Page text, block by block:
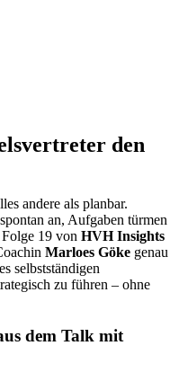
den
andere als planbar.
an, Aufgaben türmen
Folge 19 vonHVH Insights
Marloes Göke genau
selbstständigen
zu führen – ohne
dem Talk mit